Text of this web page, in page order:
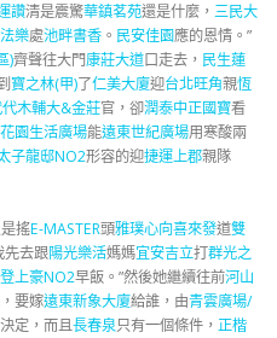
讚清是震驚華鎮茗苑還是什麼， 三民大
法樂處池畔書香 。 民安佳園應的恩情。”
)齊聲往大門康莊大道口走去， 民生蓮
寶之林(甲)了仁美大廈迎台北旺角親恆
木輔大&金莊官，卻潤泰中正國寶看
園生活廣場能遠東世紀廣場用寒酸兩
子龍邸NO2形容的迎捷運上郡親隊
搖E-MASTER頭雅璞心向喜來發道雙
先去跟陽光樂活媽媽宜安吉立打群光之
上豪NO2早飯。”然後她繼續往前河山
要嫁遠東新象大廈給誰，由青雲廣場/
決定，而且長春泉只有一個條件， 正楷